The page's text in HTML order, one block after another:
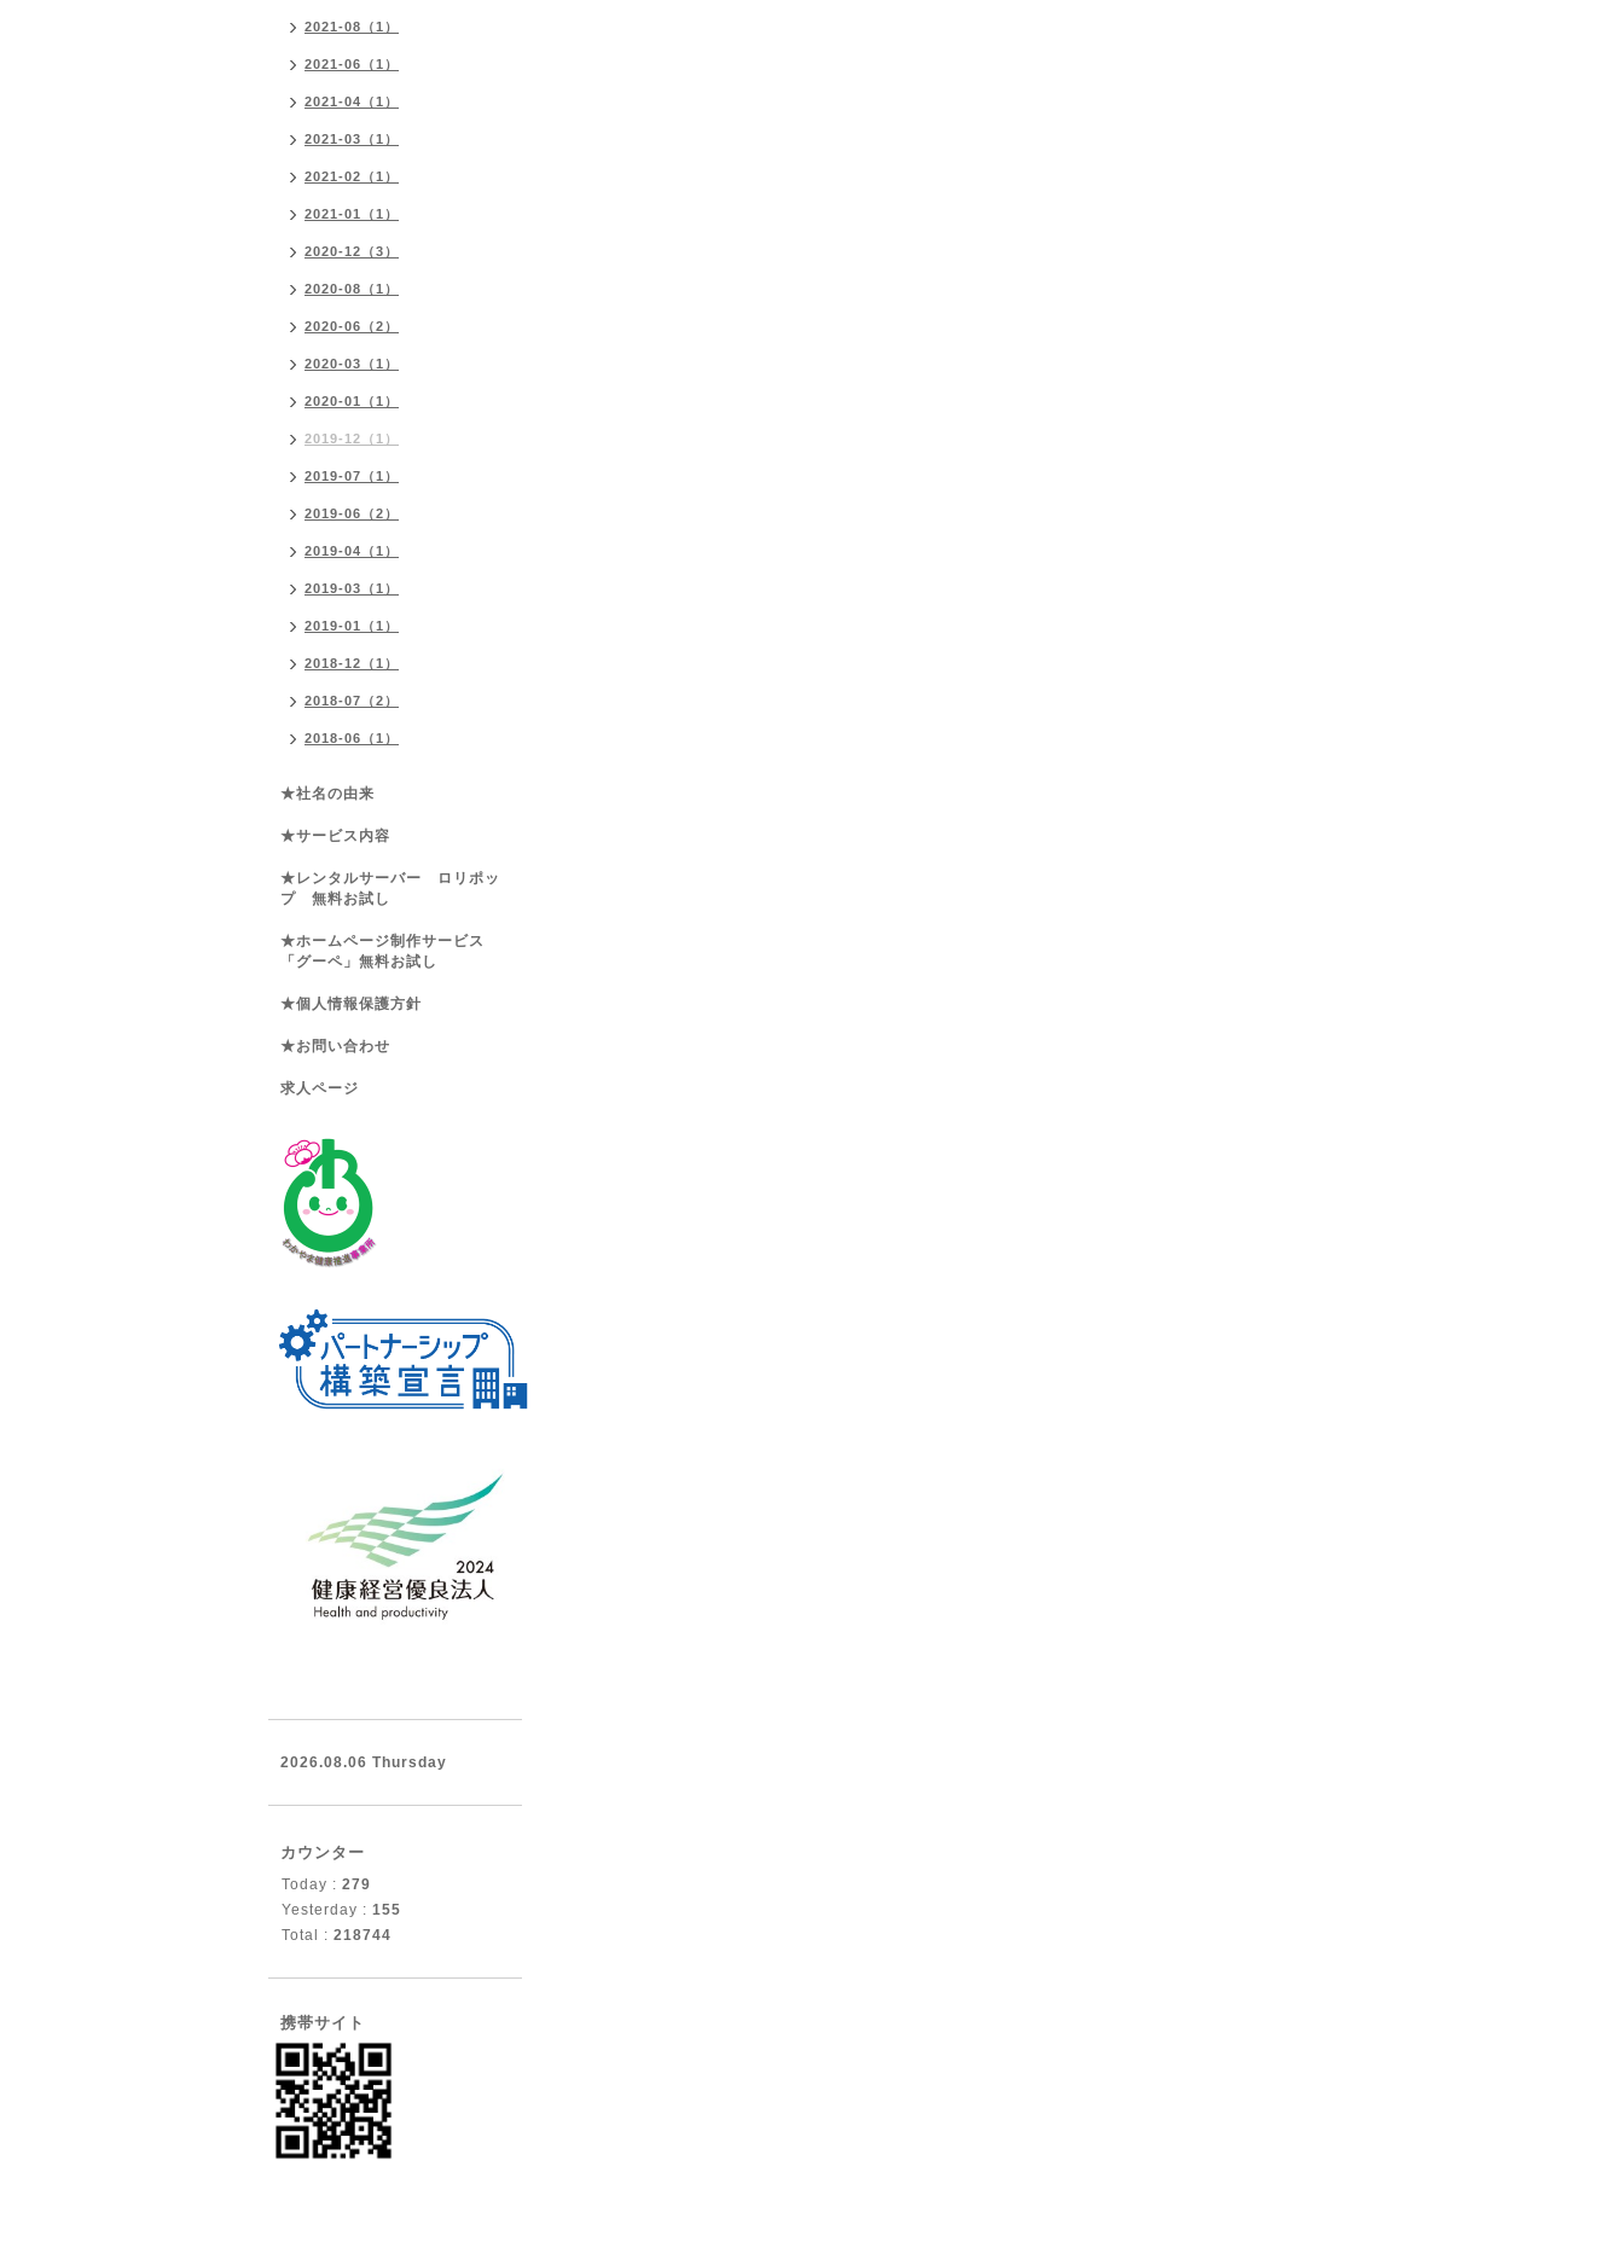
2021-08（1）
2021-06（1）
2021-04（1）
2021-03（1）
2021-02（1）
2021-01（1）
2020-12（3）
2020-08（1）
2020-06（2）
2020-03（1）
2020-01（1）
2019-12（1）
2019-07（1）
2019-06（2）
2019-04（1）
2019-03（1）
2019-01（1）
2018-12（1）
2018-07（2）
2018-06（1）
★社名の由来
★サービス内容
★レンタルサーバー ロリポッ
プ 無料お試し
★ホームページ制作サービス
「グーペ」無料お試し
★個人情報保護方針
★お問い合わせ
求人ページ
2026.08.06 Thursday
カウンター
Today : 279
Yesterday : 155
Total : 218744
携帯サイト